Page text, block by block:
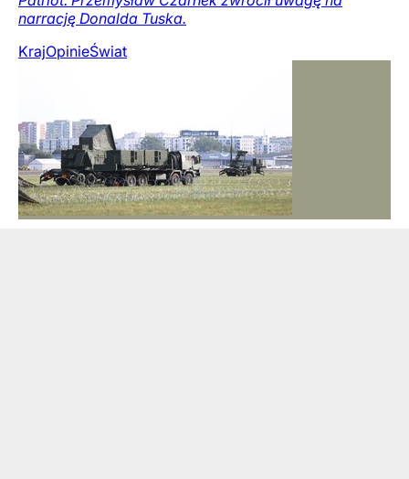
narrację Donalda Tuska.
KrajOpinieŚwiat